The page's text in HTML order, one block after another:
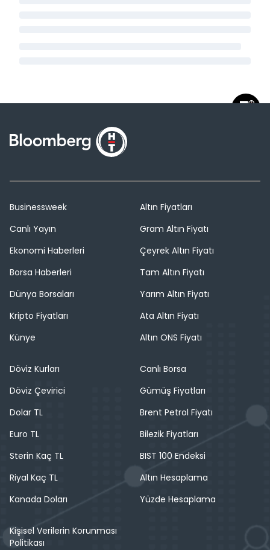
Businessweek
Canlı Yayın
Ekonomi Haberleri
Borsa Haberleri
Dünya Borsaları
Kripto Fiyatları
Künye
Altın Fiyatları
Gram Altın Fiyatı
Çeyrek Altın Fiyatı
Tam Altın Fiyatı
Yarım Altın Fiyatı
Ata Altın Fiyatı
Altın ONS Fiyatı
Döviz Kurları
Döviz Çevirici
Dolar TL
Euro TL
Sterin Kaç TL
Riyal Kaç TL
Kanada Doları
Canlı Borsa
Gümüş Fiyatları
Brent Petrol Fiyatı
Bilezik Fiyatları
BIST 100 Endeksi
Altın Hesaplama
Yüzde Hesaplama
Kişisel Verilerin Korunması
Politikası